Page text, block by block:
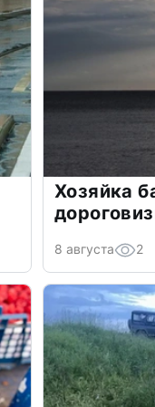
Хозяйка
8 августа 2